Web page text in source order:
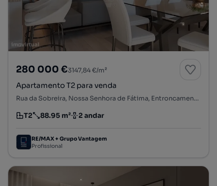
280 000 €3147,84 €/m²
Apartamento T2 para venda
Rua da Sobreira, Nossa Senhora de Fátima, Entroncamento, Santarém
Tipologia
T2
Preço por metro quadrado
88.95 m²
Andar 2 andar
RE/MAX + Grupo Vantagem
Profissional